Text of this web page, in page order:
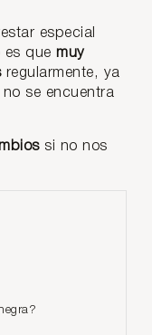
es que muy
regularmente, ya
se encuentra
si no nos